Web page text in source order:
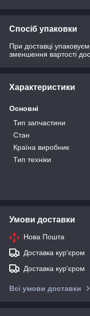
Спосіб упаковки
При доставці
зменшення вартості
Характеристики
Основні
Тип запчастини
Стан
Країна виробник
Тип техніки
Умови доставки
Нова Пошта
Доставка кур'єром
Доставка кур'єром
Всі умови доставки